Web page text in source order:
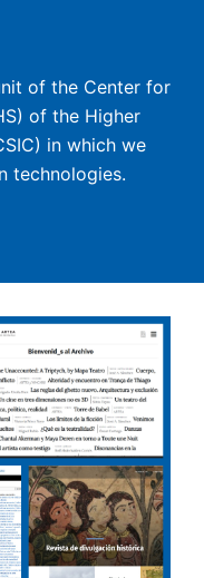
of the Center for
of the Higher
in which we
technologies.